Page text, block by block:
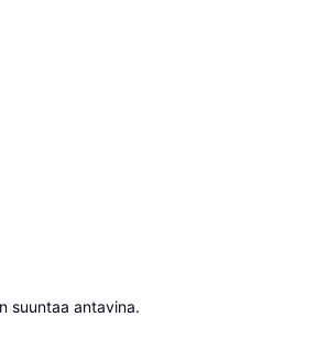
suuntaa antavina.